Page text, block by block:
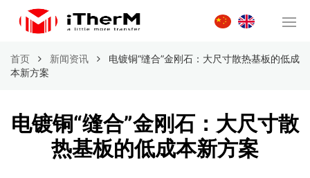
首页 新闻资讯
电镀铜“缝合”金刚石：大尺寸散热基板的低成
本新方案
电镀铜“缝合”金刚石：大尺寸散
热基板的低成本新方案